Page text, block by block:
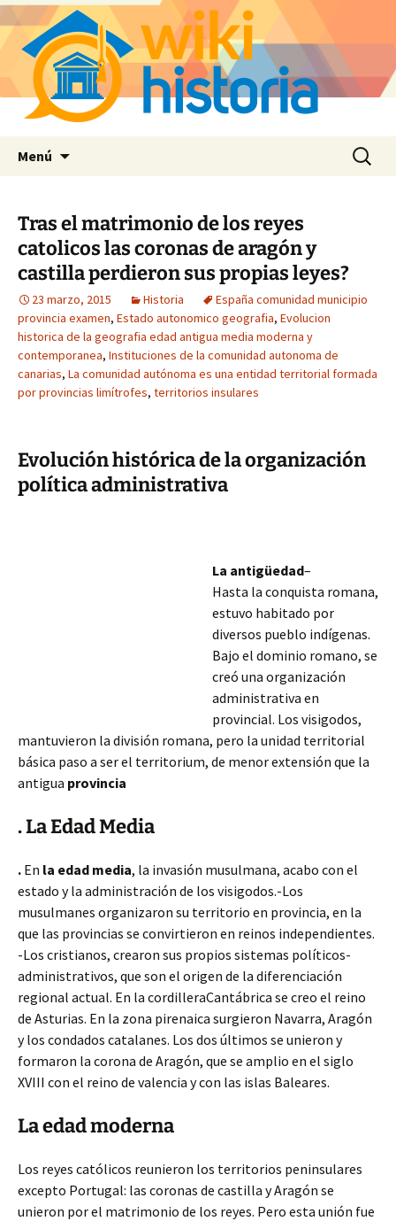
Menú Buscar:
Tras el matrimonio de los reyes
catolicos las coronas de aragón y
castilla perdieron sus propias leyes?
23 marzo, 2015 Historia
España comunidad municipio
provincia examen, Estado autonomico geografia, Evolucion
historica de la geografia edad antigua media moderna y
contemporanea, Instituciones de la comunidad autonoma de
canarias, La comunidad autónoma es una entidad territorial formada
por provincias limítrofes, territorios insulares
Evolución histórica de la organización
política administrativa
La antigüedad–
Hasta la conquista romana,
estuvo habitado por
diversos pueblo indígenas.
Bajo el dominio romano, se
creó una organización
administrativa en
provincial. Los visigodos,
mantuvieron la división romana, pero la unidad territorial
básica paso a ser el territorium, de menor extensión que la
antigua provincia
. La Edad Media
. En la edad media, la invasión musulmana, acabo con el
estado y la administración de los visigodos.-Los
musulmanes organizaron su territorio en provincia, en la
que las provincias se convirtieron en reinos independientes.
-Los cristianos, crearon sus propios sistemas políticos-
administrativos, que son el origen de la diferenciación
regional actual. En la cordilleraCantábrica se creo el reino
de Asturias. En la zona pirenaica surgieron Navarra, Aragón
y los condados catalanes. Los dos últimos se unieron y
formaron la corona de Aragón, que se amplio en el siglo
XVIII con el reino de valencia y con las islas Baleares.
La edad moderna
Los reyes católicos reunieron los territorios peninsulares
excepto Portugal: las coronas de castilla y Aragón se
unieron por el matrimonio de los reyes. Pero esta unión fue